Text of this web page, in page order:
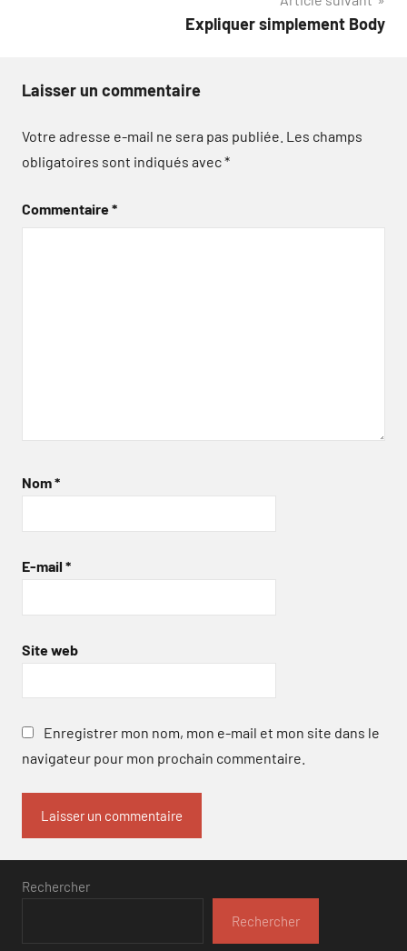
Expliquer simplement Body
Laisser un commentaire
Votre adresse e-mail ne sera pas publiée. Les champs
obligatoires sont indiqués avec*
Commentaire*
Nom*
E-mail *
Site web
Enregistrer mon nom, mon e-mail et mon site dans le
navigateur pour mon prochain commentaire.
Rechercher
Rechercher